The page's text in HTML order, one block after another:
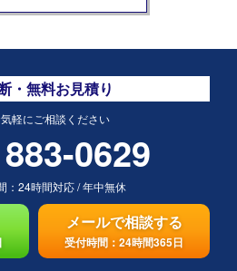
・無料お見積り
軽にご相談ください
0629
： 24時間対応/年中無休
メールで相談する
受付時間：24時間365日